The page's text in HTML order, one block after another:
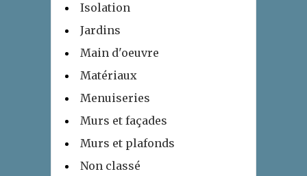
Isolation
Jardins
Main d'oeuvre
Matériaux
Menuiseries
Murs et façades
Murs et plafonds
Non classé